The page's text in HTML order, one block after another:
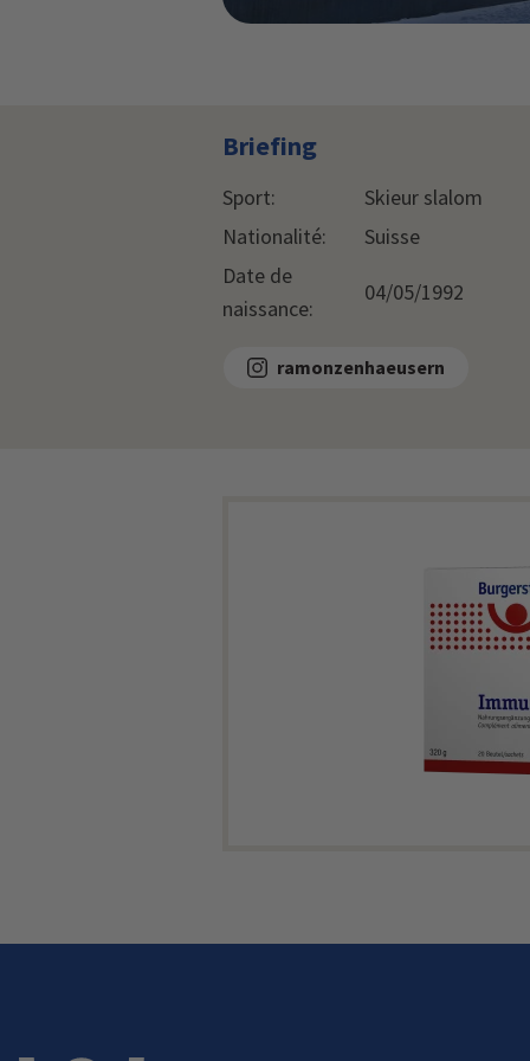
Briefing
Sport:
Skieur slalom
Nationalité:
Suisse
Date de
naissance:
04/05/1992
ramonzenhaeusern